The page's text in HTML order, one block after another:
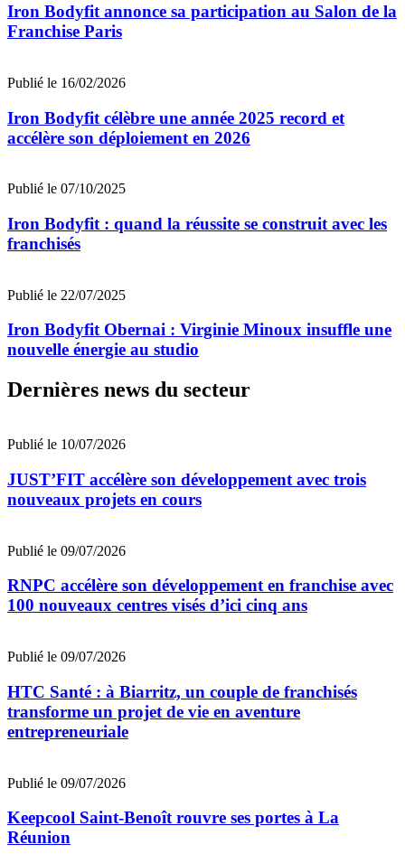
Iron Bodyfit annonce sa participation au Salon de la
Franchise Paris
Publié le 16/02/2026
Iron Bodyfit célèbre une année 2025 record et
accélère son déploiement en 2026
Publié le 07/10/2025
Iron Bodyfit : quand la réussite se construit avec les
franchisés
Publié le 22/07/2025
Iron Bodyfit Obernai : Virginie Minoux insuffle une
nouvelle énergie au studio
Dernières news du secteur
Publié le 10/07/2026
JUST’FIT accélère son développement avec trois
nouveaux projets en cours
Publié le 09/07/2026
RNPC accélère son développement en franchise avec
100 nouveaux centres visés d’ici cinq ans
Publié le 09/07/2026
HTC Santé : à Biarritz, un couple de franchisés
transforme un projet de vie en aventure
entrepreneuriale
Publié le 09/07/2026
Keepcool Saint-Benoît rouvre ses portes à La
Réunion